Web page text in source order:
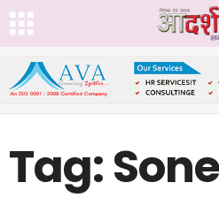
Tag: